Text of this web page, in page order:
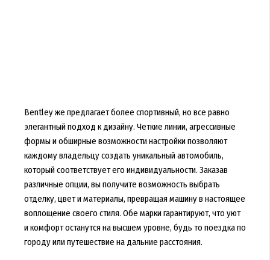
Bentley же предлагает более спортивный, но все равно
элегантный подход к дизайну. Четкие линии, агрессивные
формы и обширные возможности настройки позволяют
каждому владельцу создать уникальный автомобиль,
который соответствует его индивидуальности. Заказав
различные опции, вы получите возможность выбрать
отделку, цвет и материалы, превращая машину в настоящее
воплощение своего стиля. Обе марки гарантируют, что уют
и комфорт останутся на высшем уровне, будь то поездка по
городу или путешествие на дальние расстояния.